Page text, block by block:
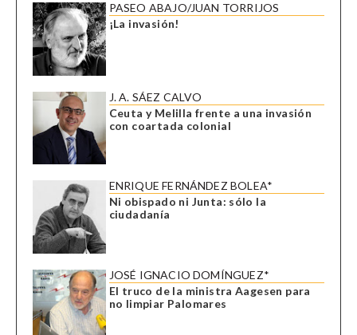
PASEO ABAJO/JUAN TORRIJOS
¡La invasión!
J. A. SÁEZ CALVO
Ceuta y Melilla frente a una invasión
con coartada colonial
ENRIQUE FERNÁNDEZ BOLEA*
Ni obispado ni Junta: sólo la
ciudadanía
JOSÉ IGNACIO DOMÍNGUEZ*
El truco de la ministra Aagesen para
no limpiar Palomares